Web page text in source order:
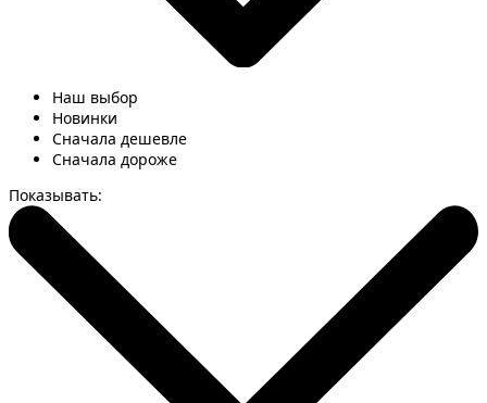
Наш выбор
Новинки
Сначала дешевле
Сначала дороже
Показывать: